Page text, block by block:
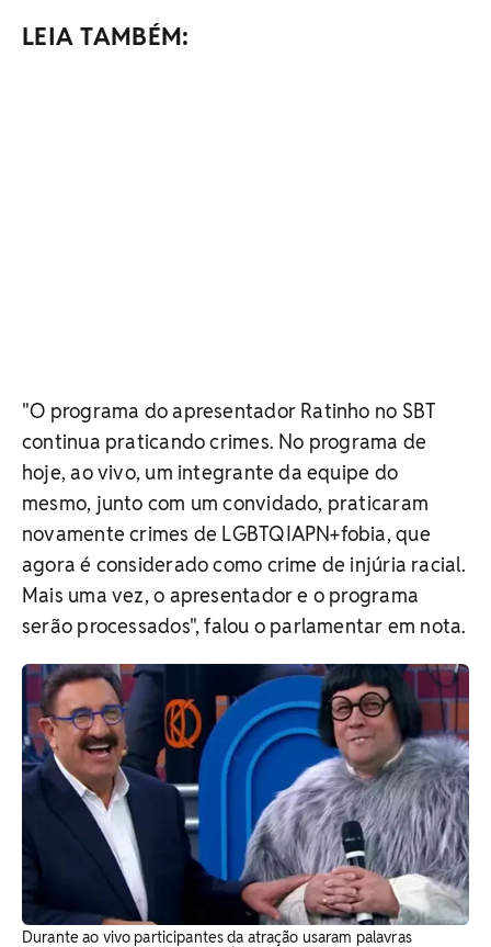
LEIA TAMBÉM:
"O programa do apresentador Ratinho no SBT
continua praticando crimes. No programa de
hoje, ao vivo, um integrante da equipe do
mesmo, junto com um convidado, praticaram
novamente crimes de LGBTQIAPN+fobia, que
agora é considerado como crime de injúria racial.
Mais uma vez, o apresentador e o programa
serão processados", falou o parlamentar em nota.
Durante ao vivo participantes da atração usaram palavras